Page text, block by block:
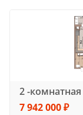
2 -комнатная
7 942 000 ₽